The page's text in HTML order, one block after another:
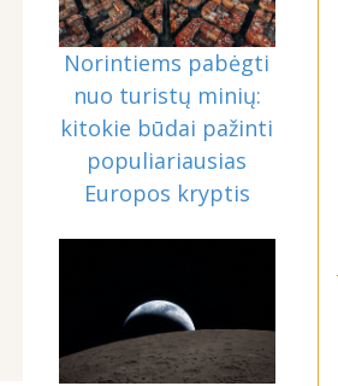
Norintiems pabėgti
nuo turistų minių:
kitokie būdai pažinti
populiariausias
Europos kryptis